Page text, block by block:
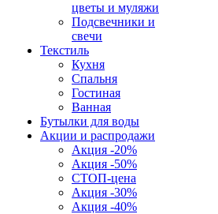
цветы и муляжи
Подсвечники и
свечи
Текстиль
Кухня
Спальня
Гостиная
Ванная
Бутылки для воды
Акции и распродажи
Акция -20%
Акция -50%
СТОП-цена
Акция -30%
Акция -40%